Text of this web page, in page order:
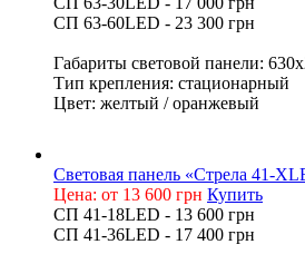
СП 63-60LED - 23 300 грн
Габариты световой панели:
Тип крепления: стационарный
Цвет: желтый / оранжевый
Световая панель «Стрела 41-
Цена: от 13 600 грн Купить
СП 41-18LED - 13 600 грн
СП 41-36LED - 17 400 грн